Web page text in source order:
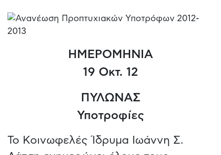
ΗΜΕΡΟΜΗΝΙΑ
19 Οκτ. 12
ΠΥΛΩΝΑΣ
Υποτροφίες
Το Κοινωφελές Ίδρυμα Ιωάννη Σ.